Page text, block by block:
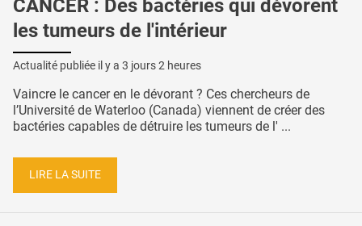
CANCER : Des bactéries qui dévorent
les tumeurs de l'intérieur
Actualité publiée il y a 3 jours 2 heures
Vaincre le cancer en le dévorant ? Ces chercheurs de
l’Université de Waterloo (Canada) viennent de créer des
bactéries capables de détruire les tumeurs de l' ...
LIRE LA SUITE